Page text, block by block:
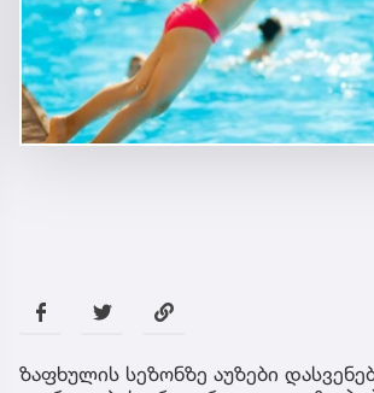
ზაფხულის სეზონზე აუზები